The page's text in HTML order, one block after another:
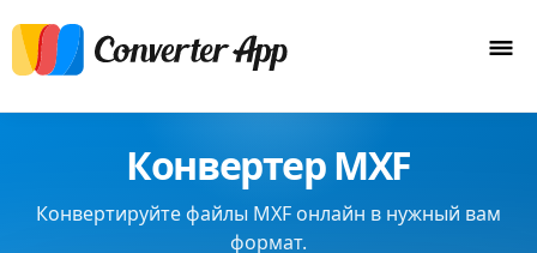
Конвертер MXF
Конвертируйте файлы MXF онлайн в нужный вам
формат.